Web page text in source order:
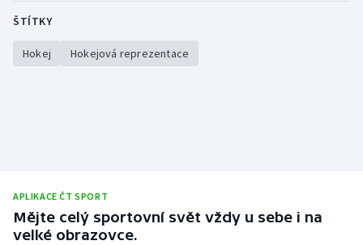
Stolní tenis
Ostatní
ŠTÍTKY
Hokej Hokejová reprezentace
APLIKACE ČT SPORT
Mějte celý sportovní svět vždy u sebe i na
velké obrazovce.